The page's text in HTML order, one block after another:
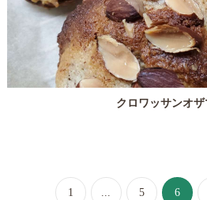
クロワッサンオザ
1 ... 5 6